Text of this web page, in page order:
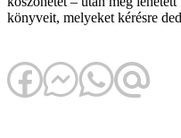
könyveit, melyeket kérésre